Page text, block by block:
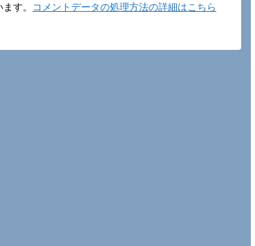
す。
コメントデータの処理方法の詳細はこちら